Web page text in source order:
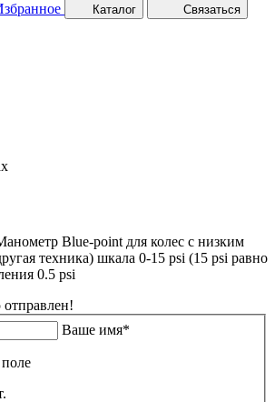
Каталог Связаться
Blue-point для колес с низким
техника) шкала 0-15 psi (15 psi равно
0.5 psi
Ваше имя*